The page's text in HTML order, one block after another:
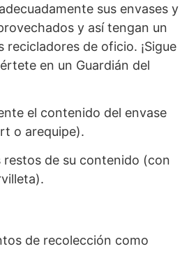
sus envases y
y así tengan un
recicladores de oficio. ¡Sigue
en un Guardián del
el contenido del envase
o arequipe).
restos de su contenido (con
de recolección como